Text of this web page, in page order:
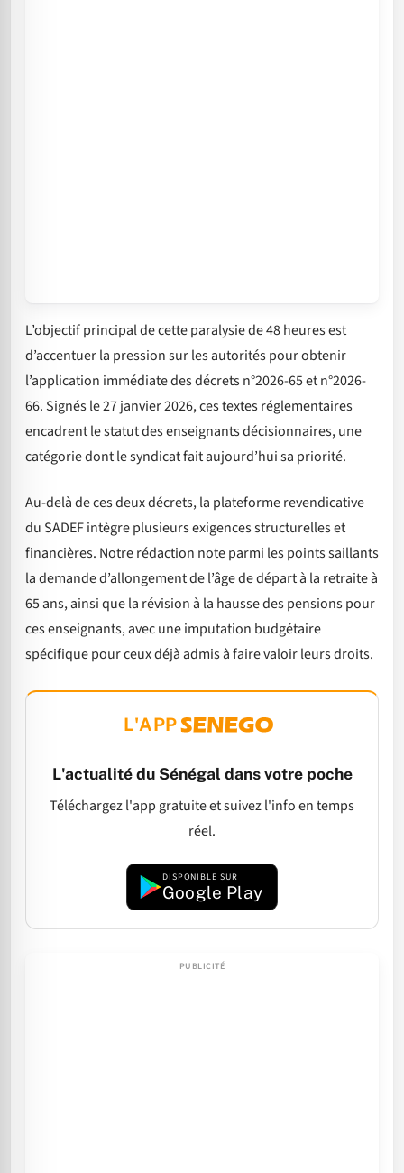
L’objectif principal de cette paralysie de 48 heures est
d’accentuer la pression sur les autorités pour obtenir
l’application immédiate des décrets n°2026-65 et n°2026-
66. Signés le 27 janvier 2026, ces textes réglementaires
encadrent le statut des enseignants décisionnaires, une
catégorie dont le syndicat fait aujourd’hui sa priorité.
Au-delà de ces deux décrets, la plateforme revendicative
du SADEF intègre plusieurs exigences structurelles et
financières. Notre rédaction note parmi les points saillants
la demande d’allongement de l’âge de départ à la retraite à
65 ans, ainsi que la révision à la hausse des pensions pour
ces enseignants, avec une imputation budgétaire
spécifique pour ceux déjà admis à faire valoir leurs droits.
L'APP
L'actualité du Sénégal dans votre poche
Téléchargez l'app gratuite et suivez l'info en temps
réel.
DISPONIBLE SUR
Google Play